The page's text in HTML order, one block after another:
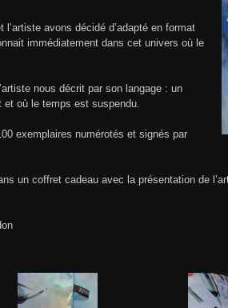
avons décidé d’adapté en format
immédiatement dans cet univers où le
nous décrit par son langage : un
et où le temps est suspendu.
exemplaires numérotés et signés par
un coffret cadeau avec la présentation de